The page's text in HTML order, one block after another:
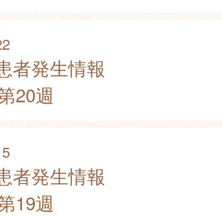
者発生情報
20週
者発生情報
19週